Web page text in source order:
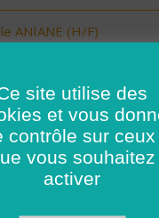
ANIANE (H/F)
GIGNAC (H/F)
site utilise des
et vous
contrôle sur ceux
vous souhaitez
activer